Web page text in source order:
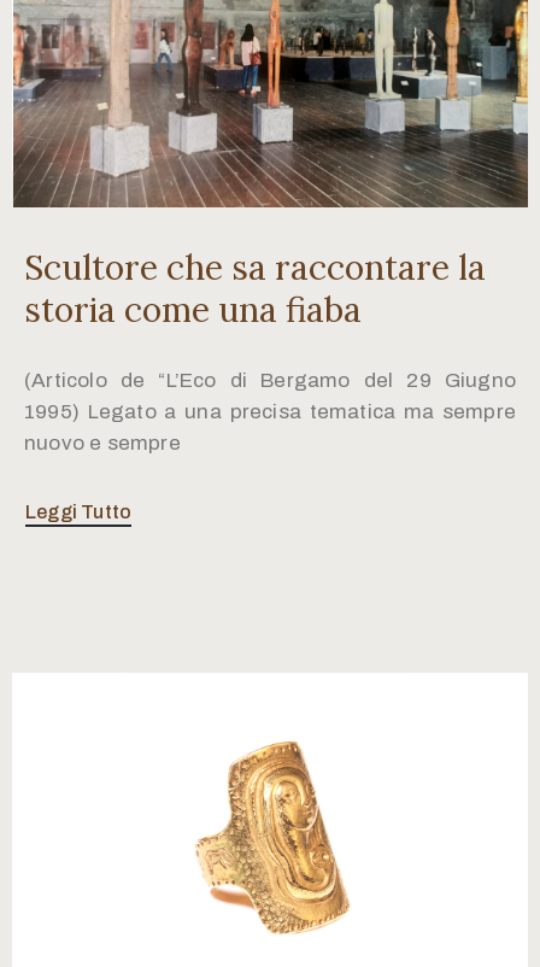
Scultore che sa raccontare la
storia come una fiaba
(Articolo de “L’Eco di Bergamo del 29 Giugno
1995) Legato a una precisa tematica ma sempre
nuovo e sempre
Leggi Tutto